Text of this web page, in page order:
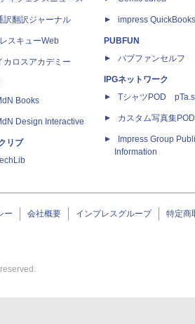
訳翻訳ジャーナル
スキューWeb
カロスアカデミー
Books
Design Interactive
リブ
impress QuickBooks
PUBFUN
パブファンセルフ
IPGネットワーク
TシャツPOD
カスタム写真集
Impress Group
Information
ー 会社概要 インプレスグループ 特定商